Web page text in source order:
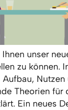
unser
zu können.
Nutzen
Theorien für
Ein neues